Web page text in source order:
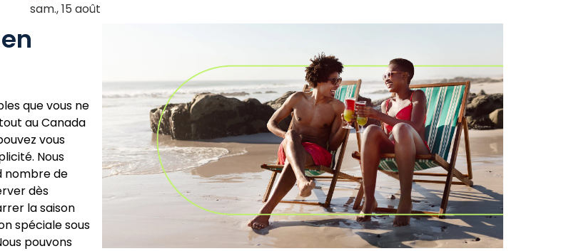
que vous ne
au Canada
vous
Nous
nombre de
dès
la saison
spéciale sous
pouvons